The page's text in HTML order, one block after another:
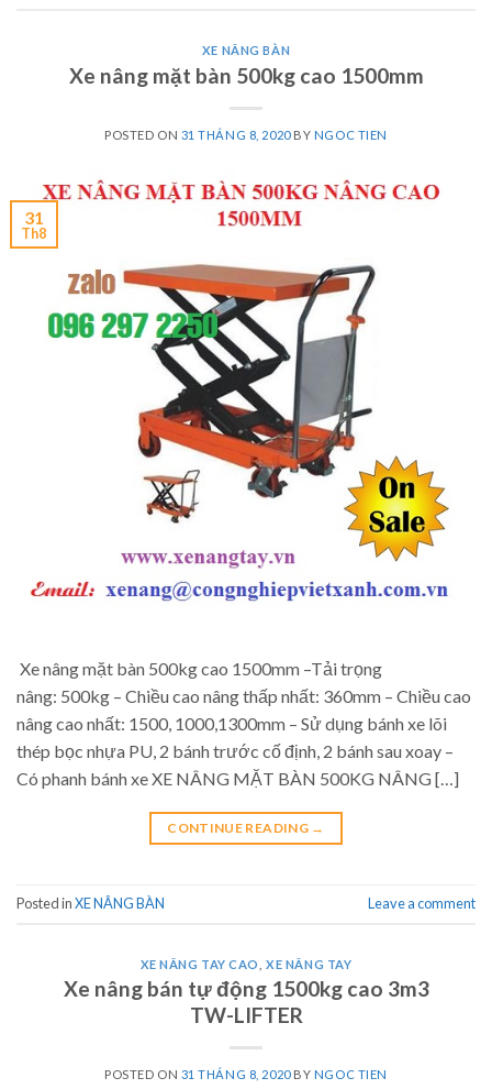
XE NÂNG BÀN
Xe nâng mặt bàn 500kg cao 1500mm
POSTED ON 31 THÁNG 8, 2020BY NGOC TIEN
31
Th8
Xe nâng mặt bàn 500kg cao 1500mm –Tải trọng
nâng: 500kg – Chiều cao nâng thấp nhất: 360mm – Chiều cao
nâng cao nhất: 1500, 1000,1300mm – Sử dụng bánh xe lõi
thép bọc nhựa PU, 2 bánh trước cố định, 2 bánh sau xoay –
Có phanh bánh xe XE NÂNG MẶT BÀN 500KG NÂNG […]
CONTINUE READING →
Posted inXE NÂNG BÀN Leave a comment
XE NÂNG TAY CAO ,XE NÂNG TAY
Xe nâng bán tự động 1500kg cao 3m3
TW-LIFTER
POSTED ON 31 THÁNG 8, 2020BY NGOC TIEN